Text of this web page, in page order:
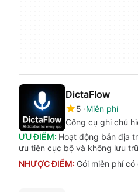
DictaFlow
5 Miễn phí
Công cụ ghi chú
ƯU ĐIỂM: Hoạt động bản địa
ưu tiên cục bộ và không lưu
NHƯỢC ĐIỂM: Gói miễn phí